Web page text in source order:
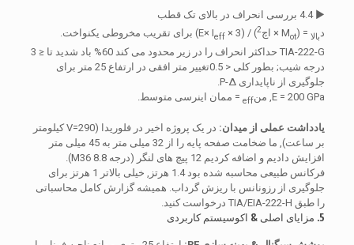
▶ 4.4 بررسی انحراف در بالای تک قطب
دبالا= (M
ot × اچ2
) / (3 × E× I
eff
) برای تقریب مخروطی یکنواخت.
TIA-222-G حداکثر انحراف را در زیر محدود می کند 60% باد شدید تا ≤ 3
درجه شیب; بطور کلی < 0.5تغییر متر افقی در ارتفاع 25 متر برای
جلوگیری از ناپایداری P-Δ.
E = 200 GPa, من
eff = ممان اینرسی متوسط.
یادداشت عملی از میدان:
در یک پروژه اخیر در فلوریدا (V=290 کیلومتر
بر ساعت), ما ضخامت صفحه پایه را از 32 میلی متر به 45 میلی متر
افزایش دادیم و اضافه کردیم 12 پیچ های لنگر (درجه M36 8.8).
فرکانس طبیعی محاسبه شده بود 1.4 هرتز, خیلی بالاتر 1 هرتز برای
جلوگیری از رزونانس با ریزش گرداب. همیشه گزارش کامل محاسباتی
را طبق TIA/EIA-222-H درخواست کنید.
5. مزایای اصلی & اکوسیستم کاربردی